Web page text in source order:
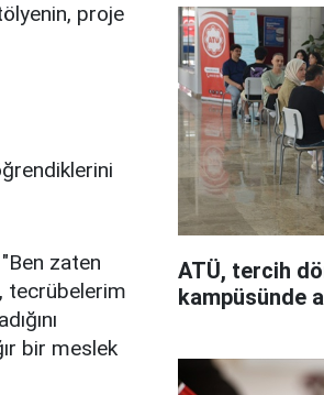
proje
zaten
tecrübelerim
bir meslek
ATÜ, tercih
kampüsünde